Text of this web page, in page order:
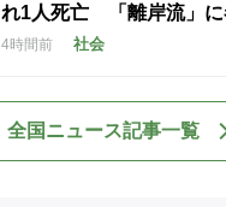
れ1人死亡 「離岸流」に
4時間前 社会
全国ニュース記事一覧